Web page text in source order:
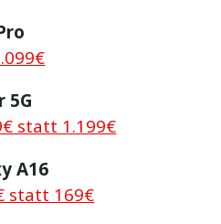
5G
statt 1.199€
A16
statt 169€